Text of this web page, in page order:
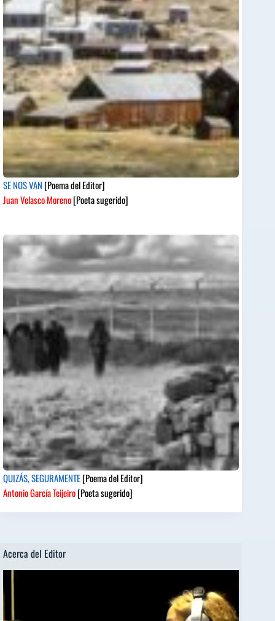
SE NOS VAN [Poema del Editor]
Juan Velasco Moreno[Poeta sugerido]
QUIZÁS, SEGURAMENTE[Poema del Editor]
Antonio García Teijeiro[Poeta sugerido]
Acerca del Editor
de
vídeo